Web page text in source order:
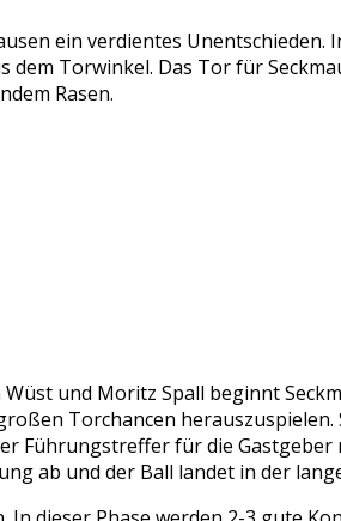
ein verdientes Unentschieden.
Torwinkel. Das Tor für
Rasen.
und Moritz Spall beginnt
Torchancen
Führungstreffer für die
ab und der Ball landet in der